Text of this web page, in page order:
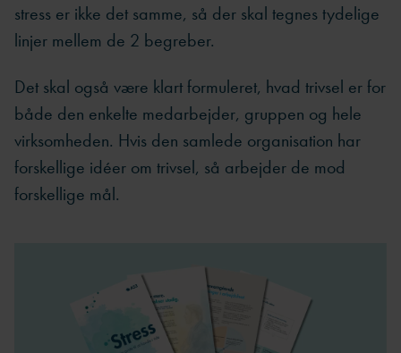
stress er ikke det samme, så der skal tegnes tydelige
linjer mellem de 2 begreber.
Det skal også være klart formuleret, hvad trivsel er for
både den enkelte medarbejder, gruppen og hele
virksomheden. Hvis den samlede organisation har
forskellige idéer om trivsel, så arbejder de mod
forskellige mål.